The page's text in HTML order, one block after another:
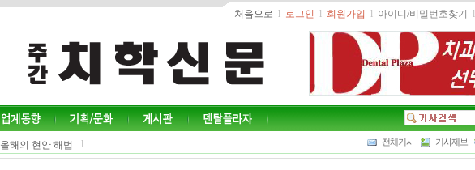
처음으로 l 로그인 l 회원가입 l 아이디/비밀번호찾기 l
올해의 현안 해법 l 전체기사 기사제보